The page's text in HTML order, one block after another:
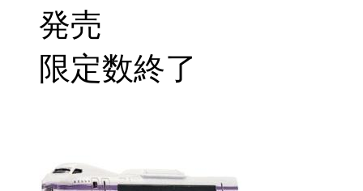
発売
限定数終了